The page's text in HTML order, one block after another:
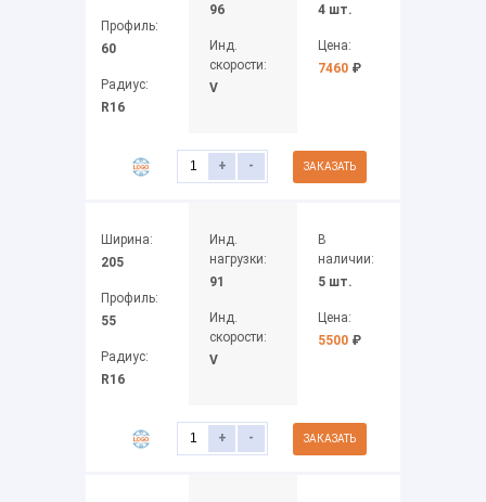
Профиль:
60
Радиус:
R16
96
Инд.
скорости:
V
4 шт.
Цена:
7460 ₽
+ - ЗАКАЗАТЬ
Ширина:
205
Профиль:
55
Радиус:
R16
Инд.
нагрузки:
91
Инд.
скорости:
V
В
наличии:
5 шт.
Цена:
5500 ₽
+ - ЗАКАЗАТЬ